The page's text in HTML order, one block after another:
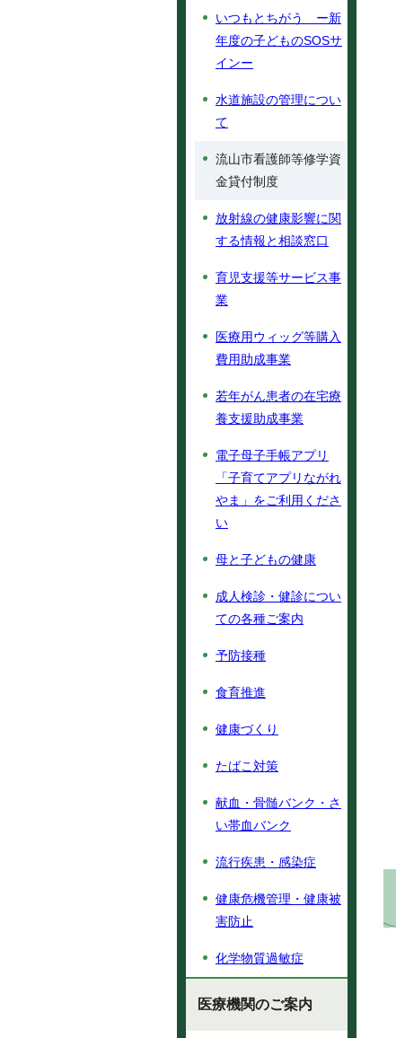
いつもとちがう ー新
年度の子どものSOSサ
インー
水道施設の管理につい
て
流山市看護師等修学資
金貸付制度
放射線の健康影響に関
する情報と相談窓口
育児支援等サービス事
業
医療用ウィッグ等購入
費用助成事業
若年がん患者の在宅療
養支援助成事業
電子母子手帳アプリ
「子育てアプリながれ
やま」をご利用くださ
い
母と子どもの健康
成人検診・健診につい
ての各種ご案内
予防接種
食育推進
健康づくり
たばこ対策
献血・骨髄バンク・さ
い帯血バンク
流行疾患・感染症
健康危機管理・健康被
害防止
化学物質過敏症
医療機関のご案内